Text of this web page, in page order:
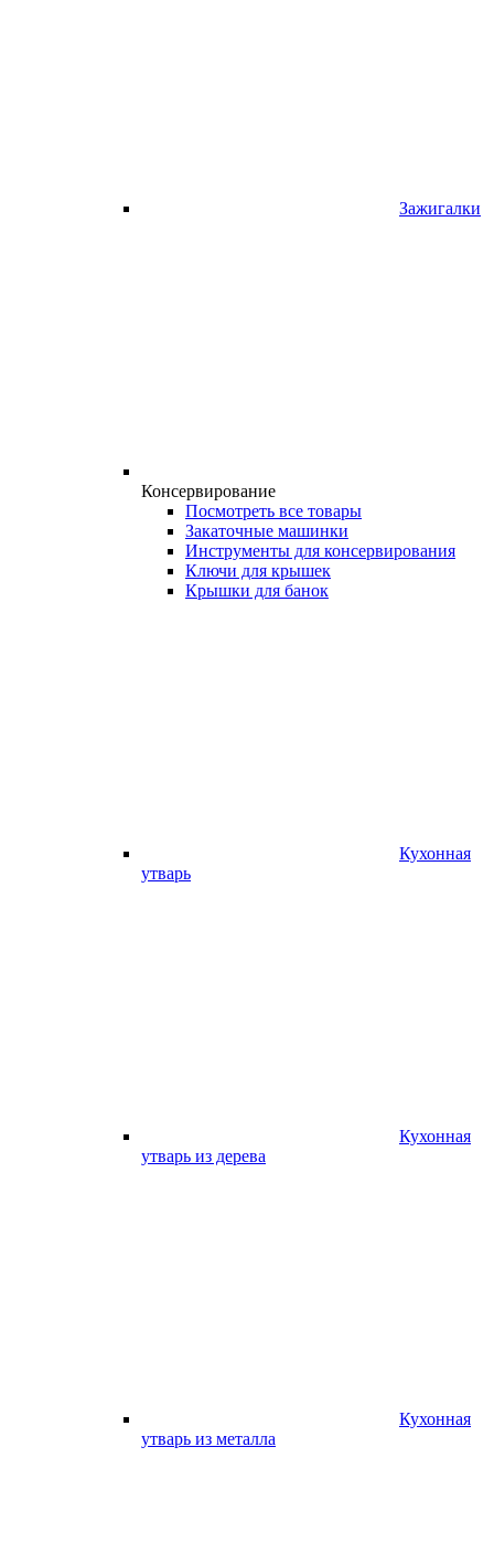
Зажигалки
Консервирование
Посмотреть все товары
Закаточные машинки
Инструменты для консервирования
Ключи для крышек
Крышки для банок
Кухонная
утварь
Кухонная
утварь из дерева
Кухонная
утварь из металла